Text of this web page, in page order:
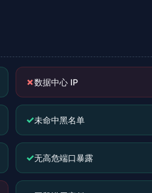
✗数据中心 IP
✓未命中黑名单
✓无高危端口暴露